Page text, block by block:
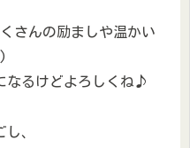
さんの励ましや温かい
なるけどよろしくね♪
、